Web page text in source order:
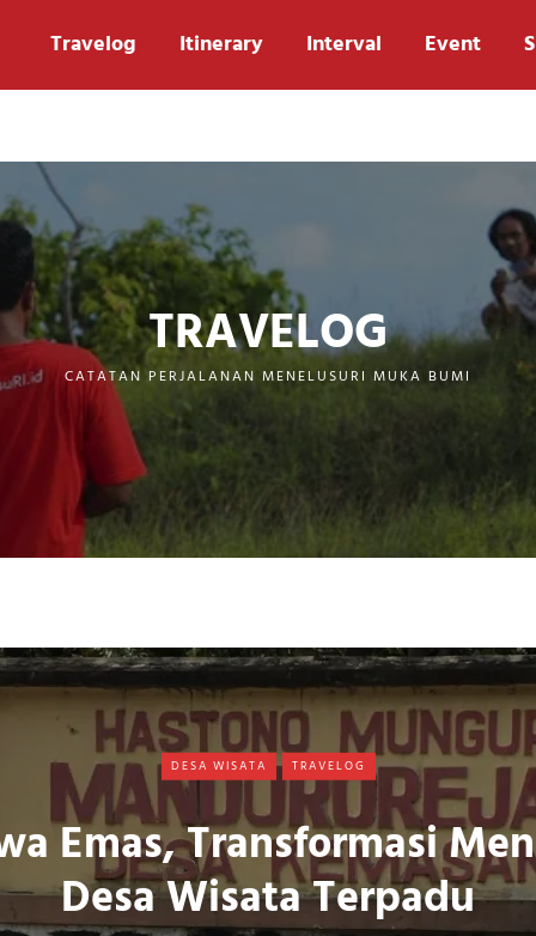
Travelog Itinerary Interval Event
TRAVELOG
CATATAN PERJALANAN MENELUSURI MUKA BUMI
DESA WISATA TRAVELOG
Emas, Transformasi
Desa Wisata Terpadu